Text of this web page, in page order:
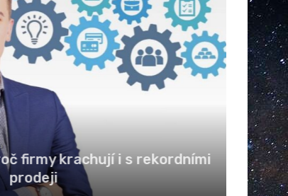
firmy krachují i s rekordními
prodeji